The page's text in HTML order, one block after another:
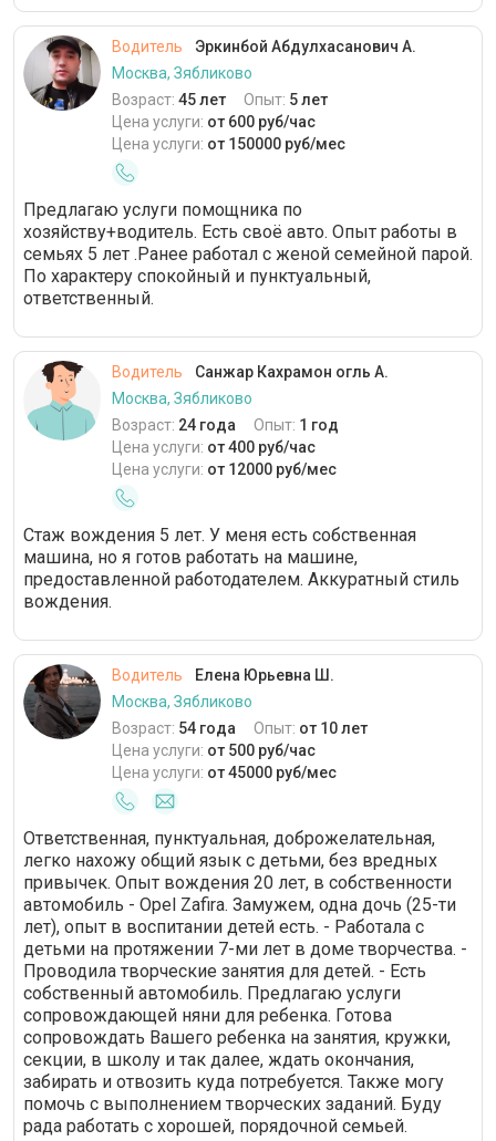
Водитель
Эркинбой Абдулхасанович А.
Москва, Зябликово
Возраст: 45 лет Опыт: 5 лет
Цена услуги: от 600 руб/час
Цена услуги: от 150000 руб/мес
Предлагаю услуги помощника по
хозяйству+водитель. Есть своё авто. Опыт работы в
семьях 5 лет .Ранее работал с женой семейной парой.
По характеру спокойный и пунктуальный,
ответственный.
Водитель
Санжар Кахрамон огль А.
Москва, Зябликово
Возраст: 24 года Опыт: 1 год
Цена услуги: от 400 руб/час
Цена услуги: от 12000 руб/мес
Стаж вождения 5 лет. У меня есть собственная
машина, но я готов работать на машине,
предоставленной работодателем. Аккуратный стиль
вождения.
Водитель
Елена Юрьевна Ш.
Москва, Зябликово
Возраст: 54 года Опыт: от 10 лет
Цена услуги: от 500 руб/час
Цена услуги: от 45000 руб/мес
Ответственная, пунктуальная, доброжелательная,
легко нахожу общий язык с детьми, без вредных
привычек. Опыт вождения 20 лет, в собственности
автомобиль - Opel Zafira. Замужем, одна дочь (25-ти
лет), опыт в воспитании детей есть. - Работала с
детьми на протяжении 7-ми лет в доме творчества. -
Проводила творческие занятия для детей. - Есть
собственный автомобиль. Предлагаю услуги
сопровождающей няни для ребенка. Готова
сопровождать Вашего ребенка на занятия, кружки,
секции, в школу и так далее, ждать окончания,
забирать и отвозить куда потребуется. Также могу
помочь с выполнением творческих заданий. Буду
рада работать с хорошей, порядочной семьей.